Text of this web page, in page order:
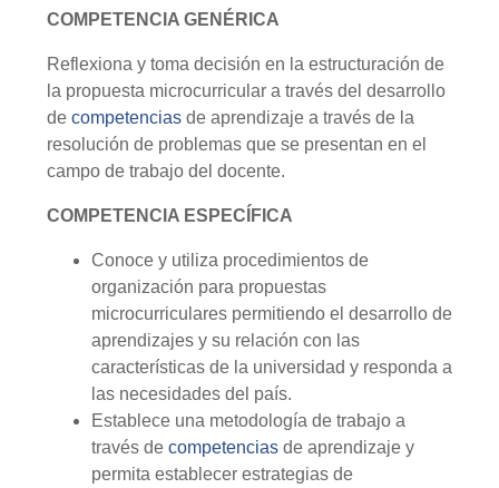
COMPETENCIA GENÉRICA
Reflexiona y toma decisión en la estructuración de
la propuesta microcurricular a través del desarrollo
de competencias de aprendizaje a través de la
resolución de problemas que se presentan en el
campo de trabajo del docente.
COMPETENCIA ESPECÍFICA
Conoce y utiliza procedimientos de
organización para propuestas
microcurriculares permitiendo el desarrollo de
aprendizajes y su relación con las
características de la universidad y responda a
las necesidades del país.
Establece una metodología de trabajo a
través de competencias de aprendizaje y
permita establecer estrategias de